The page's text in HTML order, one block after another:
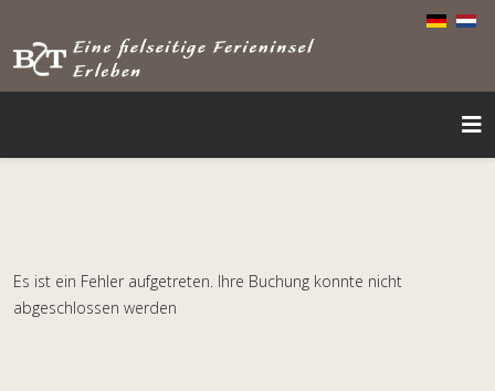
Es ist ein Fehler aufgetreten. Ihre Buchung konnte nicht
abgeschlossen werden